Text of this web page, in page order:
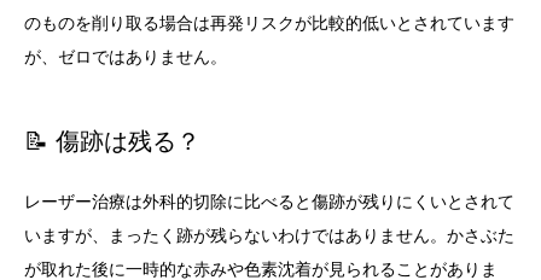
のものを削り取る場合は再発リスクが比較的低いとされています
が、ゼロではありません。
📝 傷跡は残る？
レーザー治療は外科的切除に比べると傷跡が残りにくいとされて
いますが、まったく跡が残らないわけではありません。かさぶた
が取れた後に一時的な赤みや色素沈着が見られることがありま